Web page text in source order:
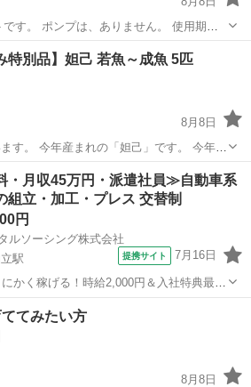
す。 ポンプは、ありません。 使用期間
使えると思いますので、 メダカ、金魚、
渡し場所と時間ですが、仕事の都合上 土
その他
特別品】妲己 若魚～成魚 5匹
8月8日
す。 今年産まれの「妲己」です。 今年は
いるため、夏休み期間中のみ、おひとり
。 数に限りがありますの
す。 ...
その他 妲己
・月収45万円・派遣社員≫自動車系
組立・加工・プレス 交替制
円
ルソーシング株式会社
駅
提携サイト 7月16日
かく稼げる！時給2,000円＆入社特典最大
活備品付き／土日休み／未経験OK＆研修
その他
てみたい方
8月8日